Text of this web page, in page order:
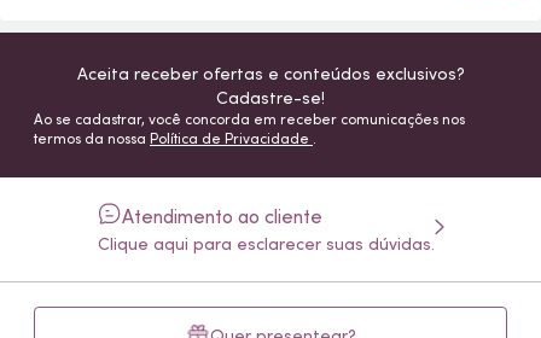
Aceita receber ofertas e conteúdos exclusivos?
Cadastre-se!
Ao se cadastrar, você concorda em receber comunicações nos
termos da nossa Política de Privacidade .
Atendimento ao cliente
Clique aqui para esclarecer suas dúvidas.